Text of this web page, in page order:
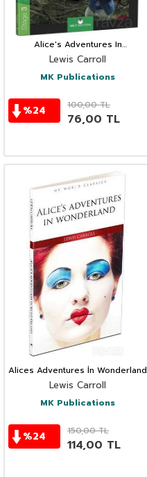
Alice's Adventures In
Wonderland Stage 3 A2
Lewis Carroll
MK Publications
%24 100,00TL
76,00 TL
Alices Adventures İn Wonderland
Lewis Carroll
MK Publications
%24 150,00TL
114,00 TL